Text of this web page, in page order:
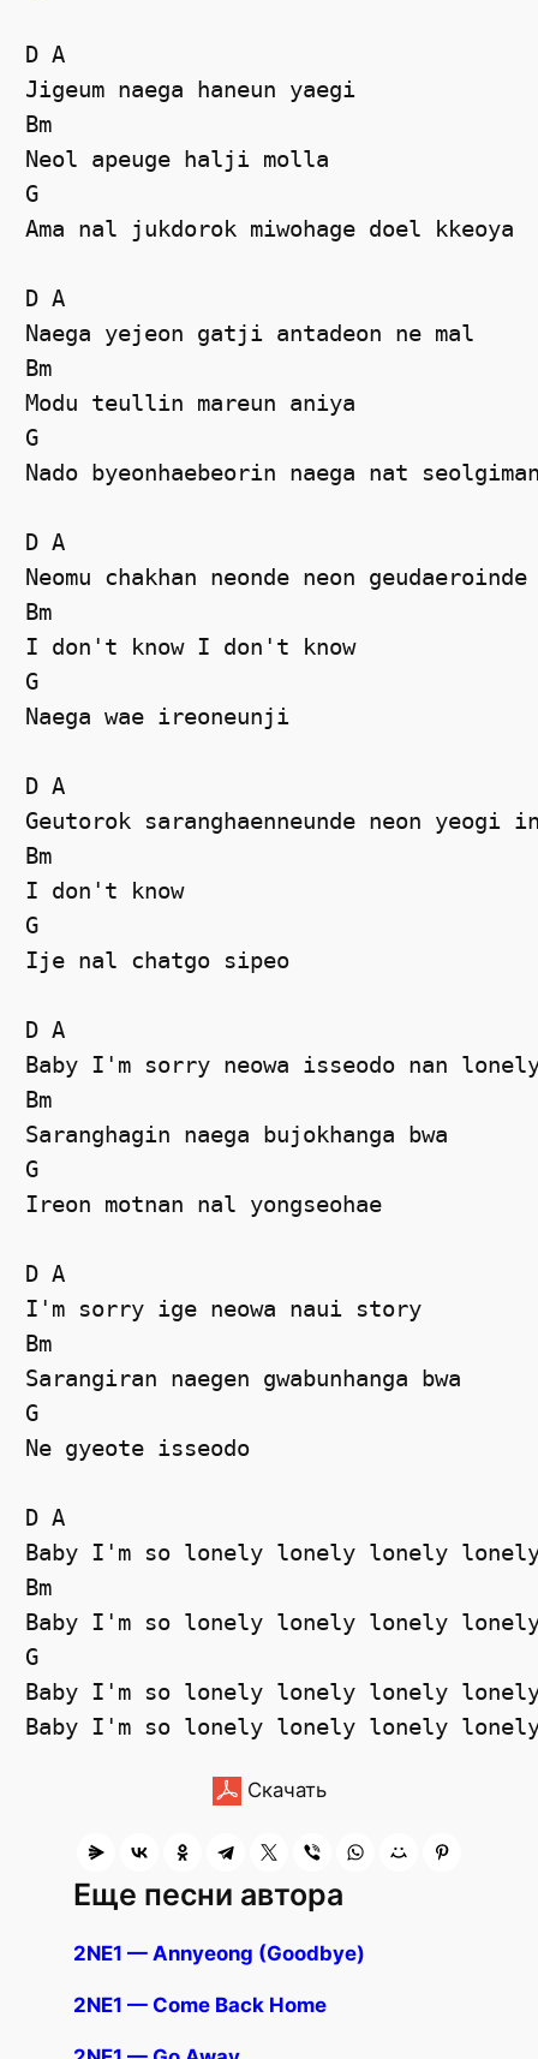
D A
Jigeum naega haneun yaegi
Bm
Neol apeuge halji molla
G
Ama nal jukdorok miwohage doel kkeoya
D A
Naega yejeon gatji antadeon ne mal
Bm
Modu teullin mareun aniya
G
Nado byeonhaebeorin naega nat
D A
Neomu chakhan neonde neon
Bm
I don't know I don't know
G
Naega wae ireoneunji
D A
Geutorok saranghaenneunde neon yeogi
Bm
I don't know
G
Ije nal chatgo sipeo
D A
Baby I'm sorry neowa isseodo nan
Bm
Saranghagin naega bujokhanga bwa
G
Ireon motnan nal yongseohae
D A
I'm sorry ige neowa naui story
Bm
Sarangiran naegen gwabunhanga bwa
G
Ne gyeote isseodo
D A
Baby I'm so lonely lonely lonely
Bm
Baby I'm so lonely lonely lonely
G
Baby I'm so lonely lonely lonely
Скачать
Еще песни автора
2NE1 — Annyeong (Goodbye)
2NE1 — Come Back Home